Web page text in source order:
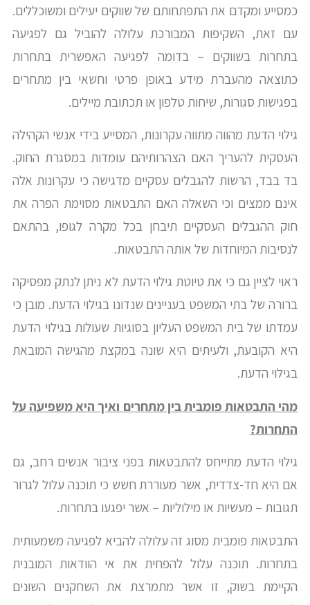
כמסייע ומקדם את התפתחותם של שווקים יעילים ומשוכללים.
עם זאת, השקיפות המבורכת עלולה להוביל גם לפגיעה
בתחרות בשווקים – בדומה לפגיעה האפשרית בתחרות
כתוצאה מהעברת מידע באופן פרטי וחשאי בין מתחרים
בפגישות סגורות, שיחות טלפון או תכתובת מיילים.
גילוי הדעת מהווה מתווה עקרונות, המסייע בידי אנשי הקהילה
העסקית להעריך האם הצהרותיהם עומדות במסגרת החוק.
בד בבד, הרשות להגבלים עסקיים מדגישה כי עקרונות אלה
אינם ממצים וכי השאלה האם התבטאות מסוימת הפרה את
חוק ההגבלים העסקיים תיבחן בכל מקרה לגופו, בהתאם
לנסיבות המיוחדות של אותה התבטאות.
ראוי לציין גם כי את טיוטת גילוי הדעת לא ניתן לנתק מפסיקה
ברורה של בתי המשפט בעניינים שנדונו בגילוי הדעת. מובן כי
עמדתו של בית המשפט העליון בסוגיות שעולות בגילוי הדעת
היא הקובעת, ולעיתים היא שונה במקצת מהגישה המובאת
בגילוי הדעת.
מהי התבטאות פומבית בין מתחרים ואיך היא משפיעה על
התחרות?
גילוי הדעת מתייחס להתבטאות בפני ציבור אנשים רחב, גם
אם היא חד-צדדית, אשר מעוררת חשש כי תוכנה עלול לגרור
תגובות – מעשיות או מילוליות – אשר יפגעו בתחרות.
התבטאות פומבית מסוג זה עלולה להביא לפגיעה משמעותית
בתחרות. תוכנה עלול להפחית את אי הוודאות המובנית
הקיימת בשוק, זו אשר מתמרצת את השחקנים השונים